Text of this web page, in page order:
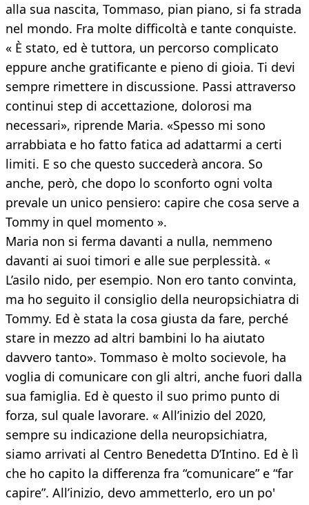
alla sua nascita, Tommaso, pian piano, si fa strada
nel mondo. Fra molte difficoltà e tante conquiste.
« È stato, ed è tuttora, un percorso complicato
eppure anche gratificante e pieno di gioia. Ti devi
sempre rimettere in discussione. Passi attraverso
continui step di accettazione, dolorosi ma
necessari», riprende Maria. «Spesso mi sono
arrabbiata e ho fatto fatica ad adattarmi a certi
limiti. E so che questo succederà ancora. So
anche, però, che dopo lo sconforto ogni volta
prevale un unico pensiero: capire che cosa serve a
Tommy in quel momento ».
Maria non si ferma davanti a nulla, nemmeno
davanti ai suoi timori e alle sue perplessità. «
L’asilo nido, per esempio. Non ero tanto convinta,
ma ho seguito il consiglio della neuropsichiatra di
Tommy. Ed è stata la cosa giusta da fare, perché
stare in mezzo ad altri bambini lo ha aiutato
davvero tanto». Tommaso è molto socievole, ha
voglia di comunicare con gli altri, anche fuori dalla
sua famiglia. Ed è questo il suo primo punto di
forza, sul quale lavorare. « All’inizio del 2020,
sempre su indicazione della neuropsichiatra,
siamo arrivati al Centro Benedetta D’Intino. Ed è lì
che ho capito la differenza fra “comunicare” e “far
capire”. All’inizio, devo ammetterlo, ero un po'